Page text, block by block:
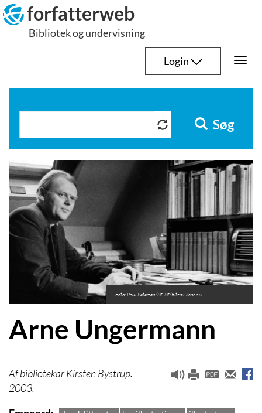
Hop
til
indhold
forfatterweb
Bibliotek og undervisning
Login
Søg
Foto: Poul Petersen/Nf-Nf/Ritzau Scanpix
Arne Ungermann
bibliotekar Kirsten Bystrup.
2003.